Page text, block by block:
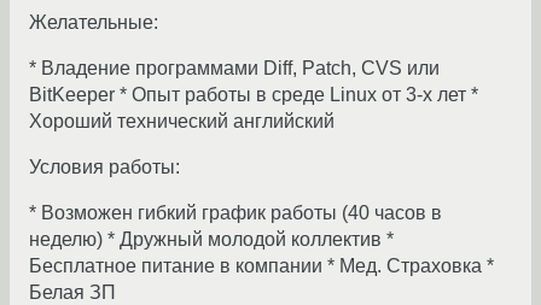
Желательные:
* Владение программами Diff, Patch, CVS или
BitKeeper * Опыт работы в среде Linux от 3-х лет *
Хороший технический английский
Условия работы:
* Возможен гибкий график работы (40 часов в
неделю) * Дружный молодой коллектив *
Бесплатное питание в компании * Мед. Cтраховка *
Белая ЗП